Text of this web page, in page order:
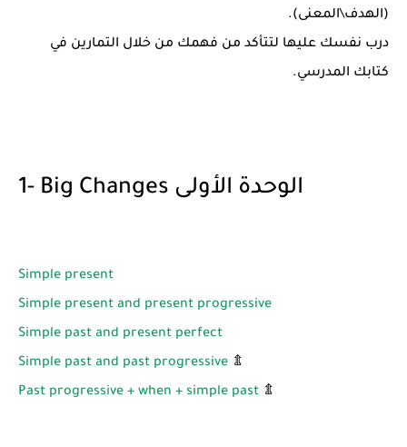
(الهدف\المعنى).
درب نفسك عليها لتتأكد من فهمك من خلال التمارين في
كتابك المدرسي.
1- Big Changes الوحدة الأولى
Simple present
Simple present and present progressive
Simple past and present perfect
Simple past and past progressive ⇭
Past progressive + when + simple past ⇭